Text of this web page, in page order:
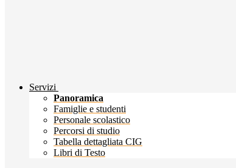
Servizi
Panoramica
Famiglie e studenti
Personale scolastico
Percorsi di studio
Tabella dettagliata CIG
Libri di Testo